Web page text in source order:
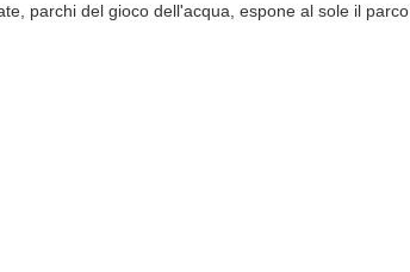
parchi del gioco dell'acqua, espone al sole il parco